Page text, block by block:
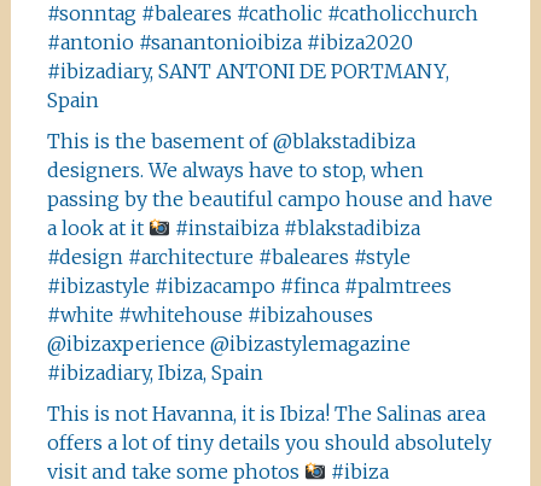
#sonntag #baleares #catholic #catholicchurch
#antonio #sanantonioibiza #ibiza2020
#ibizadiary, SANT ANTONI DE PORTMANY,
Spain
This is the basement of @blakstadibiza
designers. We always have to stop, when
passing by the beautiful campo house and have
a look at it
#instaibiza #blakstadibiza
#design #architecture #baleares #style
#ibizastyle #ibizacampo #finca #palmtrees
#white #whitehouse #ibizahouses
@ibizaxperience @ibizastylemagazine
#ibizadiary, Ibiza, Spain
This is not Havanna, it is Ibiza! The Salinas area
offers a lot of tiny details you should absolutely
visit and take some photos
#ibiza